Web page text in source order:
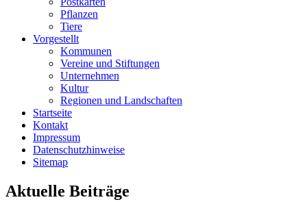
Pflanzen
Tiere
Vorgestellt
Kommunen
Vereine und Stiftungen
Unternehmen
Kultur
Regionen und Landschaften
Startseite
Kontakt
Impressum
Datenschutzhinweise
Sitemap
Aktuelle Beiträge